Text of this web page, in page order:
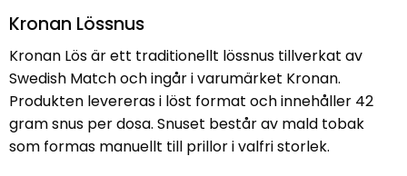
Kronan Lössnus
Kronan Lös är ett traditionellt lössnus tillverkat av
Swedish Match och ingår i varumärket Kronan.
Produkten levereras i löst format och innehåller 42
gram snus per dosa. Snuset består av mald tobak
som formas manuellt till prillor i valfri storlek.